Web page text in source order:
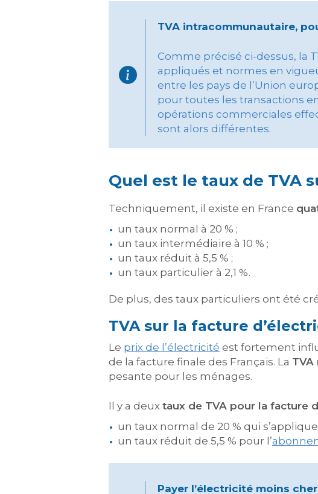
TVA intracommunautaire,
Comme précisé ci-dessus, la
appliqués et normes en
entre les pays de l’Union
pour toutes les transactions
opérations commerciales
sont alors différentes.
Quel est le taux de TVA
Techniquement, il existe en France
un taux normal à 20 % ;
un taux intermédiaire à 10 % ;
un taux réduit à 5,5 % ;
un taux particulier à 2,1 %.
De plus, des taux particuliers ont été
TVA sur la facture
Le prix de l’électricité est fortement
de la facture finale des Français. La TVA
pesante pour les ménages.
Il y a deux taux de TVA pour la facture
un taux normal de 20 % qui
un taux réduit de 5,5 % pour l’
Payer l’électricité moins cher